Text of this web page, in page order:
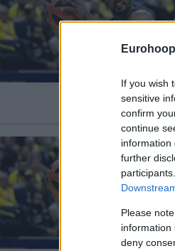
If you wish
sensitive
confirm
continue
information
further
Please
information
deny